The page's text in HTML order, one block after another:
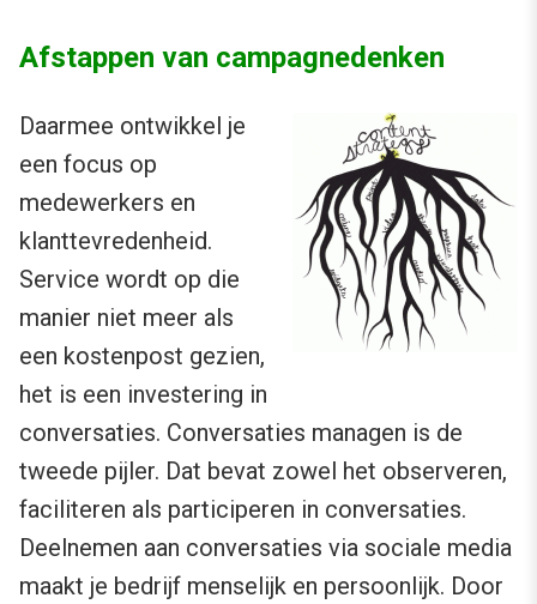
Afstappen van campagnedenken
Daarmee ontwikkel je
een focus op
medewerkers en
klanttevredenheid.
Service wordt op die
manier niet meer als
een kostenpost gezien,
het is een investering in
conversaties. Conversaties managen is de
tweede pijler. Dat bevat zowel het observeren,
faciliteren als participeren in conversaties.
Deelnemen aan conversaties via sociale media
maakt je bedrijf menselijk en persoonlijk. Door